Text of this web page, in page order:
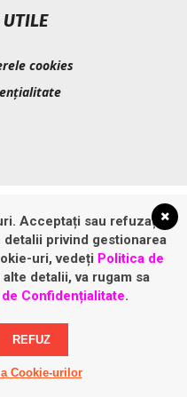
cookies
Acceptați sau refuzați
privind gestionarea
uri, vedeți Politica de
detalii, va rugam sa
Confidențialitate.
REFUZ
Cookie-urilor